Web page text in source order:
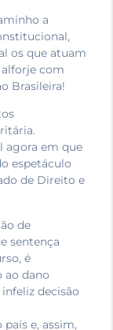
a
os que atuam
com
Brasileira!
agora em que
espetáculo
de Direito e
de
sentença
é
ao dano
decisão
e, assim,